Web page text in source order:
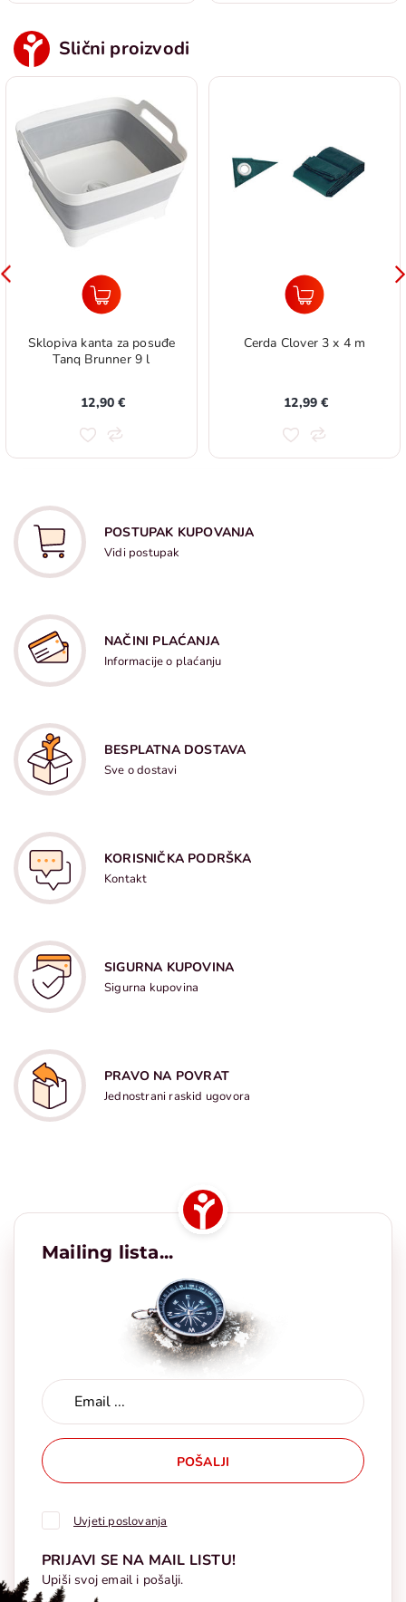
Slični proizvodi
Sklopiva kanta za posuđe
Tanq Brunner 9 l
12,90 €
Cerda Clover 3 x 4 m
12,99 €
POSTUPAK KUPOVANJA
Vidi postupak
NAČINI PLAĆANJA
Informacije o plaćanju
BESPLATNA DOSTAVA
Sve o dostavi
KORISNIČKA PODRŠKA
Kontakt
SIGURNA KUPOVINA
Sigurna kupovina
PRAVO NA POVRAT
Jednostrani raskid ugovora
Mailing lista...
POŠALJI
Uvjeti poslovanja
PRIJAVI SE NA MAIL LISTU!
Upiši svoj email i pošalji.